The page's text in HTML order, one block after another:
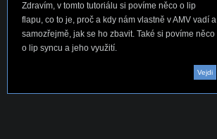
Zdravím, v tomto tutoriálu si povíme něco o lip
flapu, co to je, proč a kdy nám vlastně v AMV vadí a
samozřejmě, jak se ho zbavit. Také si povíme něco
o lip syncu a jeho využití.
Vejdi